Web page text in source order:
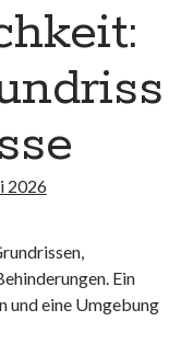
2026
Ein
und eine Umgebung